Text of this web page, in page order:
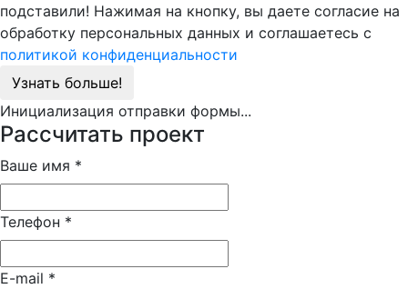
подставили! Нажимая на кнопку, вы даете согласие на
обработку персональных данных и соглашаетесь с
политикой конфиденциальности
Узнать больше!
Инициализация отправки формы...
Рассчитать проект
Ваше имя *
Телефон *
E-mail *